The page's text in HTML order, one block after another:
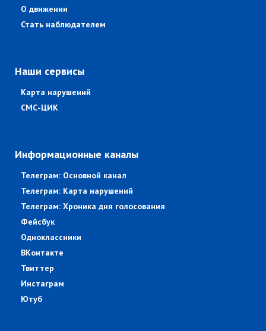
О движении
Стать наблюдателем
Наши сервисы
Карта нарушений
СМС-ЦИК
Информационные каналы
Телеграм: Основной канал
Телеграм: Карта нарушений
Телеграм: Хроника дня голосования
Фейсбук
Одноклассники
ВКонтакте
Твиттер
Инстаграм
Ютуб